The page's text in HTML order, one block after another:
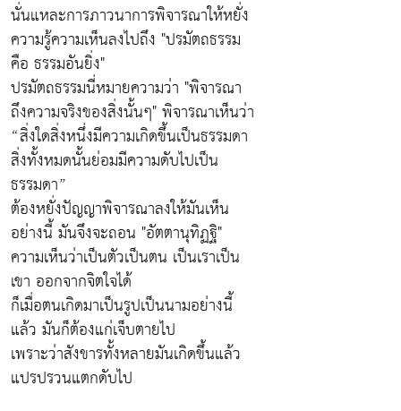
นั่นแหละการภาวนาการพิจารณาให้หยั่ง
ความรู้ความเห็นลงไปถึง "ปรมัตถธรรม
คือ ธรรมอันยิ่ง"
ปรมัตถธรรมนี่หมายความว่า "พิจารณา
ถึงความจริงของสิ่งนั้นๆ" พิจารณาเห็นว่า
“สิ่งใดสิ่งหนึ่งมีความเกิดขึ้นเป็นธรรมดา
สิ่งทั้งหมดนั้นย่อมมีความดับไปเป็น
ธรรมดา”
ต้องหยั่งปัญญาพิจารณาลงให้มันเห็น
อย่างนี้ มันจึงจะถอน "อัตตานุทิฏฐิ"
ความเห็นว่าเป็นตัวเป็นตน เป็นเราเป็น
เขา ออกจากจิตใจได้
ก็เมื่อตนเกิดมาเป็นรูปเป็นนามอย่างนี้
แล้ว มันก็ต้องแก่เจ็บตายไป
เพราะว่าสังขารทั้งหลายมันเกิดขึ้นแล้ว
แปรปรวนแตกดับไป